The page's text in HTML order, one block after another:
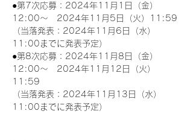
●第7次応募：2024年11月1日（金）
12:00～　2024年11月5日（火）11:59
（当落発表：2024年11月6日（水）
11:00までに発表予定）
●第8次応募：2024年11月8日（金）
12:00～　2024年11月12日（火）
11:59
（当落発表：2024年11月13日（水）
11:00までに発表予定）